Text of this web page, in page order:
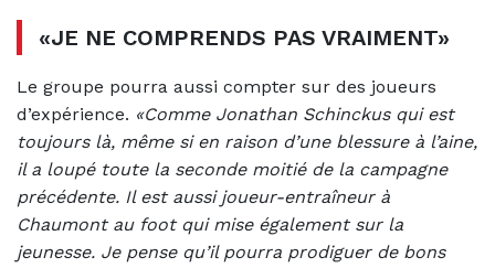
«JE NE COMPRENDS PAS VRAIMENT»
Le groupe pourra aussi compter sur des joueurs
d’expérience. «Comme Jonathan Schinckus qui est
toujours là, même si en raison d’une blessure à l’aine,
il a loupé toute la seconde moitié de la campagne
précédente. Il est aussi joueur-entraîneur à
Chaumont au foot qui mise également sur la
jeunesse. Je pense qu’il pourra prodiguer de bons